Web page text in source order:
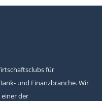
für
und Finanzbranche. Wir
einer der